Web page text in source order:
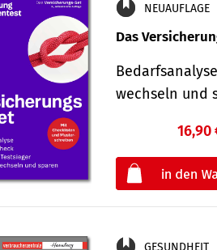
NEUAUFLAGE
Das
wechseln und
16,90
GESUNDHEIT